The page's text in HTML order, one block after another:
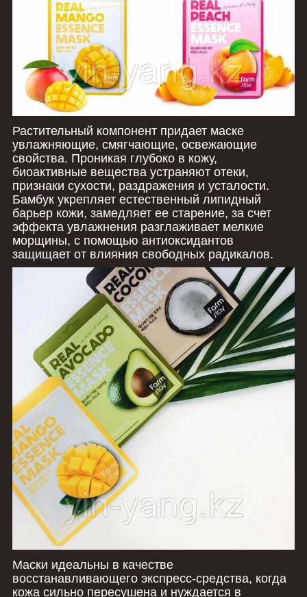
Растительный компонент придает маске
увлажняющие, смягчающие, освежающие
свойства. Проникая глубоко в кожу,
биоактивные вещества устраняют отеки,
признаки сухости, раздражения и усталости.
Бамбук укрепляет естественный липидный
барьер кожи, замедляет ее старение, за счет
эффекта увлажнения разглаживает мелкие
морщины, с помощью антиоксидантов
защищает от влияния свободных радикалов.
Маски идеальны в качестве
восстанавливающего экспресс-средства, когда
кожа сильно пересушена и нуждается в